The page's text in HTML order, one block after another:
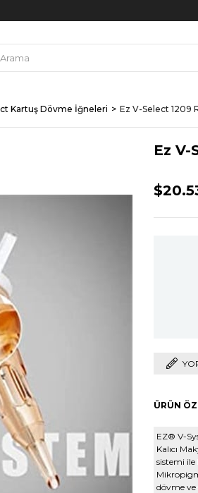
Kartuş Dövme İğneleri Ez V-Select 1209
Ez
ÜRÜN
EZ® V-
Kalıcı
sistemi
dövme ve